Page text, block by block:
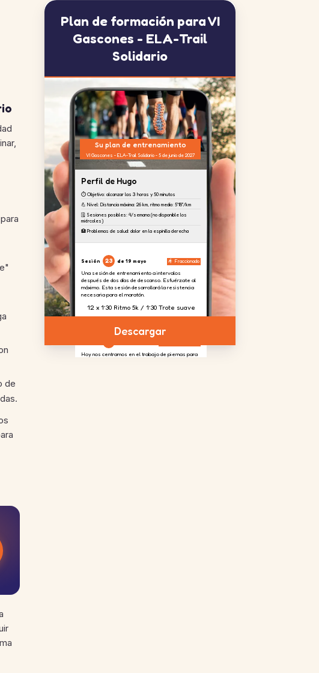
de
Plan de formación para VI
Gascones - ELA-Trail
Solidario
Su plan de entrenamiento
VI Gascones - ELA-Trail Solidario - 5 de junio de 2027
Perfil de Hugo
⏱️ Objetivo: alcanzar las 3 horas y 50 minutos
💪 Nivel: Distancia máxima: 26 km, ritmo medio: 5'18''/km
🗓️ Sesiones posibles: 4/semana (no disponible los
miércoles)
🏥 Problemas de salud: dolor en la espinilla derecha
Sesión 23 de 19 mayo Fraccionado
Una sesión de entrenamiento a intervalos
después de dos días de descanso. Esfuérzate al
máximo. Esta sesión desarrollará la resistencia
necesaria para el maratón.
12 x 1’30 Ritmo 5k / 1’30 Trote suave
Hoy nos centramos en el trabajo de piernas para
Descargar